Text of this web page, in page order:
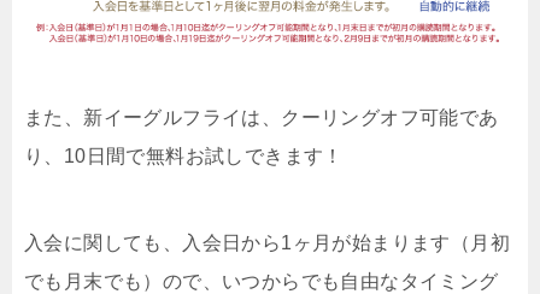
また、新イーグルフライは、クーリングオフ可能であ
り、10日間で無料お試しできます！
入会に関しても、入会日から1ヶ月が始まります（月初
でも月末でも）ので、いつからでも自由なタイミング